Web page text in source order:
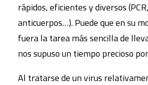
rápidos, eficientes y diversos
anticuerpos…). Puede que en su
fuera la tarea más sencilla de
nos supuso un tiempo precioso
Al tratarse de un virus